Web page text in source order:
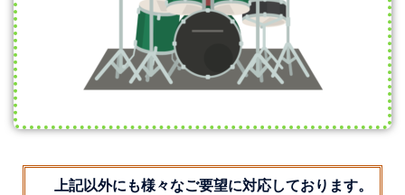
上記以外にも様々なご要望に対応しております。